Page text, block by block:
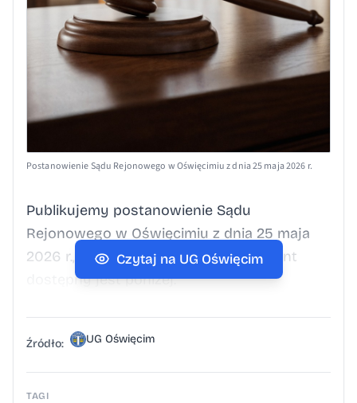
Postanowienie Sądu Rejonowego w Oświęcimiu z dnia 25 maja 2026 r.
Publikujemy postanowienie Sądu
Rejonowego w Oświęcimiu z dnia 25 maja
2026 r., Sygn. akt I Ns 961/25. Dokument
dostępny jest poniżej.
Czytaj na UG Oświęcim
Źródło: UG Oświęcim
TAGI